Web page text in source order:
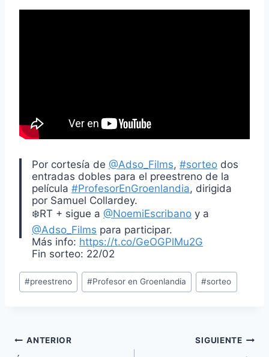
Por cortesía de @Adso_Films, #sorteo dos
entradas dobles para el preestreno de la
película #ProfesorEnGroenlandia, dirigida
por Samuel Collardey.
❄️RT + sigue a @NoemiEscribano y a
@Adso_Films para participar.
Más info: https://t.co/GeOGPlMu2G
Fin sorteo: 22/02
Etiquetas
de
#preestreno #Profesor en Groenlandia #sorteo
Navegación
ANTERIOR SIGUIENTE